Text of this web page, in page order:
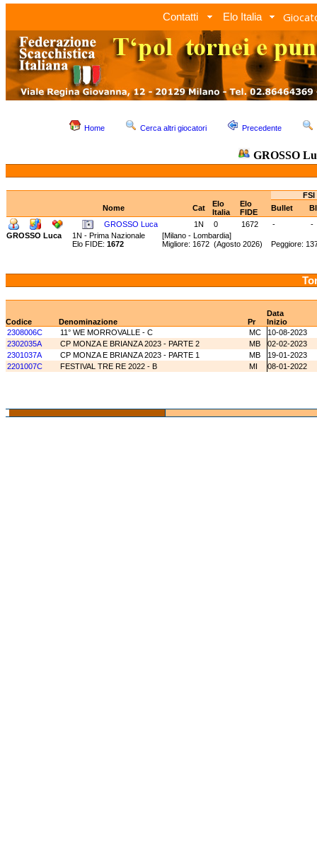
Contatti Elo Italia
Home Cerca altri giocatori Precedente
GROSSO
FSI
Nome
Cat
Elo
Italia
Elo
FIDE
Bullet
GROSSO Luca
1N 0 1672 -
-
GROSSO Luca
1N - Prima Nazionale [Milano - Lombardia]
Elo FIDE: 1672 Migliore: 1672 (Agosto 2026) Peggiore:
Data
Codice
Denominazione Pr
Inizio
2308006C
11° WE MORROVALLE - C MC
10-08-2023
2302035A
CP MONZA E BRIANZA 2023 - PARTE 2 MB
02-02-2023
2301037A
CP MONZA E BRIANZA 2023 - PARTE 1 MB
19-01-2023
2201007C
FESTIVAL TRE RE 2022 - B MI 08-01-2022